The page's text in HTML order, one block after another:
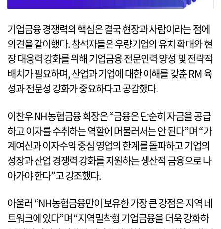
기업금융 경쟁력의 핵심은 결국 현장과 사람이라는 점에
의견을 같이했다. 참석자들은 우량기업의 유치 확대와 현
장 대응력 강화를 위해 기업금융 전문인력 양성 및 전략적
배치가 필요하며, 산업과 기업에 대한 이해를 갖춘 RM 육
성과 전문성 강화가 중요하다고 공감했다.
이찬우 NH농협금융 회장은 “금융은 단순히 자금을 공급
하고 이자를 수취하는 역할에 머물러서는 안 된다”며 “가
계여신과 이자수익 중심 영업의 한계를 돌파하고 기업의
성장과 산업 경쟁력 강화를 지원하는 생산적 금융으로 나
아가야 한다”고 강조했다.
아울러 “NH농협금융만이 보유한 가장 큰 강점은 지역 네
트워크에 있다”며 “지역밀착형 기업금융을 더욱 강화하